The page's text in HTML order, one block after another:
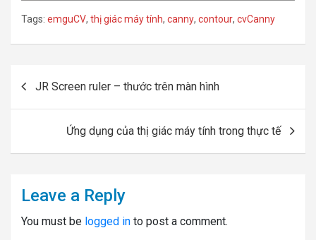
Tags: emguCV, thị giác máy tính, canny, contour, cvCanny
JR Screen ruler – thước trên màn hình
Ứng dụng của thị giác máy tính trong thực tế
Leave a Reply
You must be logged in to post a comment.